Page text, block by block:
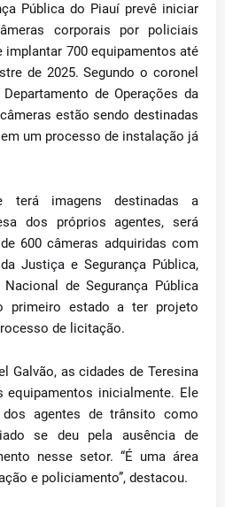
Pública do Piauí prevê iniciar
corporais por policiais
700 equipamentos até
de 2025. Segundo o coronel
de Operações da
estão sendo destinadas
um processo de instalação já
terá imagens destinadas a
dos próprios agentes, será
600 câmeras adquiridas com
Justiça e Segurança Pública,
de Segurança Pública
primeiro estado a ter projeto
de licitação.
Galvão, as cidades de Teresina
equipamentos inicialmente. Ele
agentes de trânsito como
se deu pela ausência de
nesse setor. “É uma área
e policiamento”, destacou.